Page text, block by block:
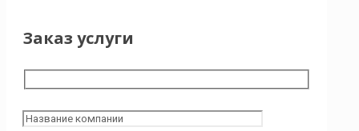
Заказ услуги